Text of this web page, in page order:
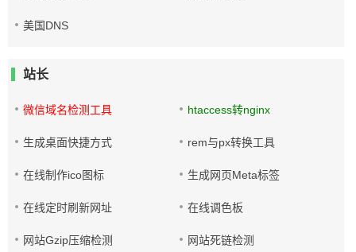
美国DNS
站长
微信域名检测工具 htaccess转nginx
生成桌面快捷方式 rem与px转换工具
在线制作ico图标 生成网页Meta标签
在线定时刷新网址 在线调色板
网站Gzip压缩检测 网站死链检测